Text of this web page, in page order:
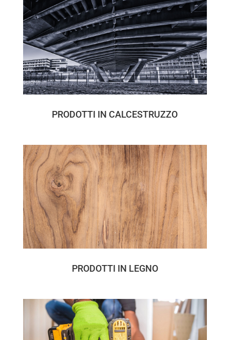
PRODOTTI IN CALCESTRUZZO
PRODOTTI IN LEGNO